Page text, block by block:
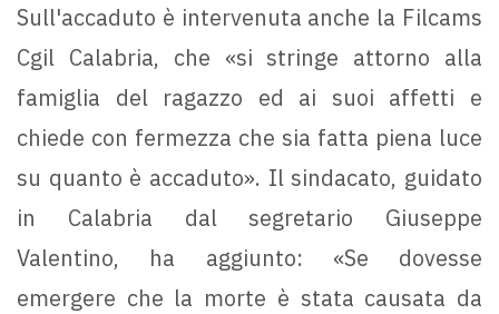
Sull'accaduto è intervenuta anche la Filcams
Cgil Calabria, che «si stringe attorno alla
famiglia del ragazzo ed ai suoi affetti e
chiede con fermezza che sia fatta piena luce
su quanto è accaduto». Il sindacato, guidato
in Calabria dal segretario Giuseppe
Valentino, ha aggiunto: «Se dovesse
emergere che la morte è stata causata da